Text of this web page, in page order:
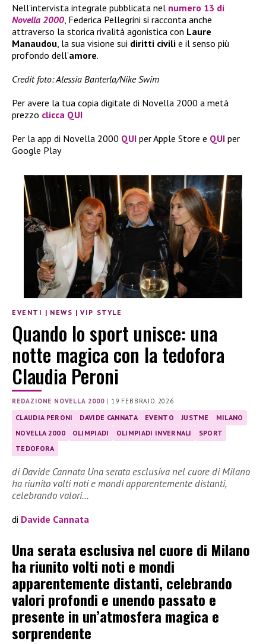
Nell’intervista integrale pubblicata nel numero 13 di
Novella 2000, Federica Pellegrini si racconta anche
attraverso la storica rivalità agonistica con Laure
Manaudou, la sua visione sui diritti civili e il senso più
profondo dell’amore.
Credit foto: Alessia Banterla/Nike Swim
Per avere la tua copia digitale di Novella 2000 a metà
prezzo clicca QUI
Per la app di Novella 2000 QUI per Apple Store e QUI per
Google Play
EVENTI | NEWS |VIP STYLE
Quando lo sport unisce: una
notte magica con la tedofora
Claudia Peroni
REDAZIONE NOVELLA 2000| 19 FEBBRAIO 2026
CLAUDIA PERONI DAVIDE CANNATA EVENTO JUSTME
MILANO
NOVELLA 2000
OLIMPIADI OLIMPIADI INVERNALI
SPORT
TEDOFORA
di Davide Cannata Una serata esclusiva nel cuore di Milano
ha riunito volti noti e mondi apparentemente distanti,
celebrando valori…
di Davide Cannata
Una serata esclusiva nel cuore di Milano
ha riunito volti noti e mondi
apparentemente distanti, celebrando
valori profondi e unendo passato e
presente in un’atmosfera magica e
sorprendente